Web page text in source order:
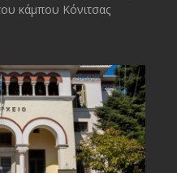
κάμπου Κόνιτσας